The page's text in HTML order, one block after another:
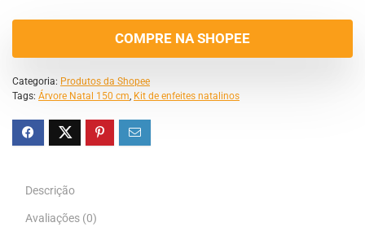
COMPRE NA SHOPEE
Categoria: Produtos da Shopee
Tags: Árvore Natal 150 cm, Kit de enfeites natalinos
Descrição
Avaliações (0)